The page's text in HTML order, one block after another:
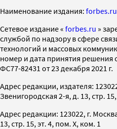
Наименование издания: forbes.ru
Cетевое издание « forbes.ru »
службой по надзору в сфере
технологий и массовых
номер и дата принятия решения
ФС77-82431 от 23 декабря 2021 г.
Адрес редакции, издателя:
Звенигородская 2-я, д. 13, стр.
Адрес редакции: 123022, г.
13, стр. 15, эт. 4, пом. X, ком. 1